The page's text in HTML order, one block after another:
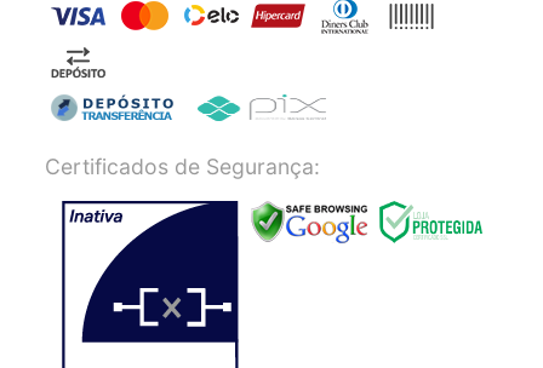
Certificados de Segurança: